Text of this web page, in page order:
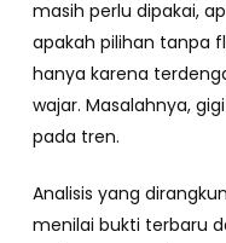
masih perlu dipakai,
apakah pilihan tanpa
hanya karena
wajar. Masalahnya,
pada tren.
Analisis yang
menilai bukti terbaru